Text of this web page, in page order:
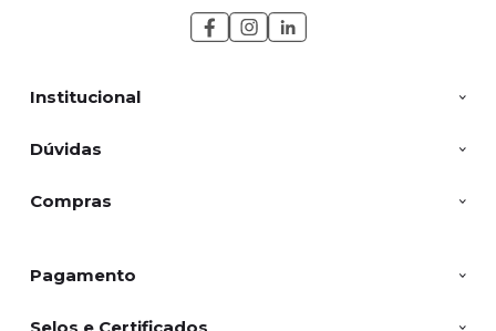
Institucional
Dúvidas
Compras
Pagamento